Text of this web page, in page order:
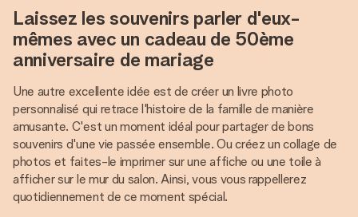
Laissez les souvenirs parler d'eux-
mêmes avec un cadeau de 50ème
anniversaire de mariage
Une autre excellente idée est de créer un livre photo
personnalisé qui retrace l'histoire de la famille de manière
amusante. C'est un moment idéal pour partager de bons
souvenirs d'une vie passée ensemble. Ou créez un collage de
photos et faites-le imprimer sur une affiche ou une toile à
afficher sur le mur du salon. Ainsi, vous vous rappellerez
quotidiennement de ce moment spécial.